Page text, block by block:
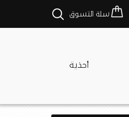
سلة التسوق
أحذية